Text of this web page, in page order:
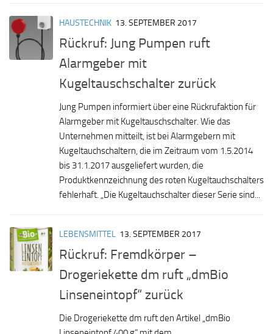
HAUSTECHNIK 13. SEPTEMBER 2017
Rückruf: Jung Pumpen ruft
Alarmgeber mit
Kugeltauschschalter zurück
Jung Pumpen informiert über eine Rückrufaktion für
Alarmgeber mit Kugeltauschschalter. Wie das
Unternehmen mitteilt, ist bei Alarmgebern mit
Kugeltauchschaltern, die im Zeitraum vom 1.5.2014
bis 31.1.2017 ausgeliefert wurden, die
Produktkennzeichnung des roten Kugeltauchschalters
fehlerhaft. „Die Kugeltauchschalter dieser Serie sind...
LEBENSMITTEL 13. SEPTEMBER 2017
Rückruf: Fremdkörper –
Drogeriekette dm ruft „dmBio
Linseneintopf“ zurück
Die Drogeriekette dm ruft den Artikel „dmBio